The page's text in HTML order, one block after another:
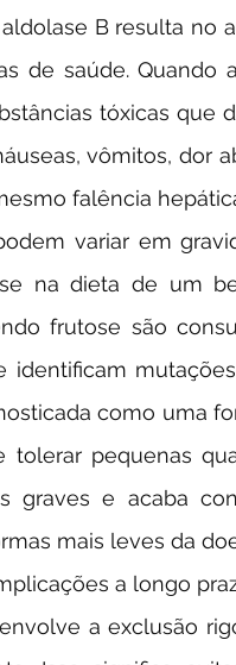
de saúde. Quando
tóxicas que
vômitos, dor
falência
na dieta de um
frutose são
como uma
pequenas
graves e acaba
mais leves da
a longo